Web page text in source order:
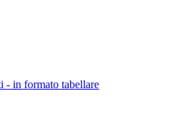
in formato tabellare